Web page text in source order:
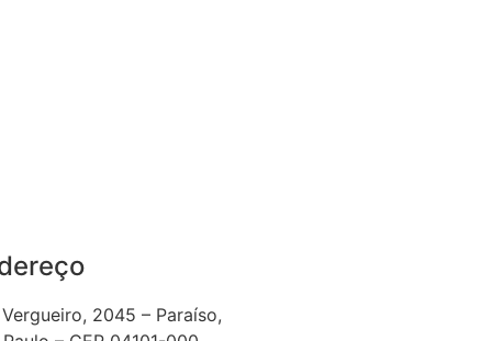
Vergueiro, 2045 – Paraíso,